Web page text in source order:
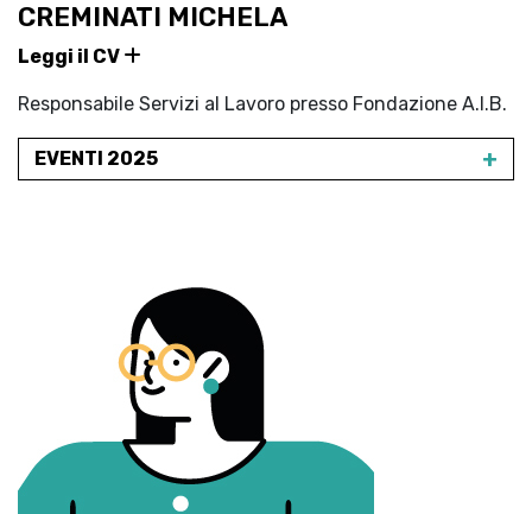
CREMINATI MICHELA
Leggi il CV
Responsabile Servizi al Lavoro presso Fondazione A.I.B.
EVENTI 2025 +